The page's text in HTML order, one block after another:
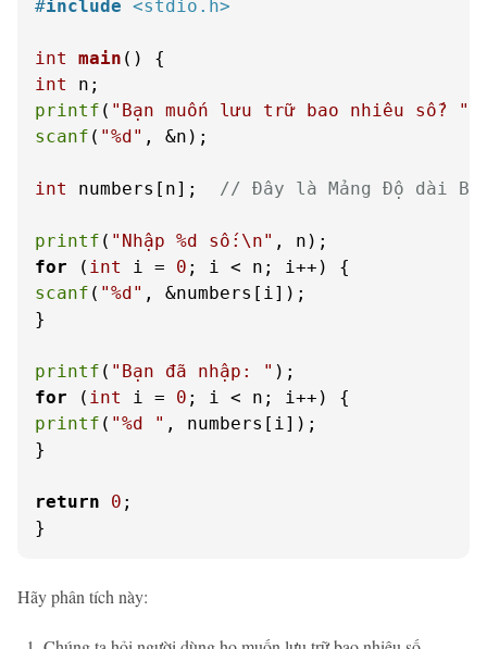
#include <stdio.h>
int main ()
int
printf ( "Bạn muốn lưu trữ bao nhiêu số? "
scanf ( "%d" , &n);
int numbers[n]; // Đây là Mảng Độ dài
printf ( "Nhập %d số:\n"
for ( int i = 0
scanf ( "%d" , &numbers[i]);
}
printf ( "Bạn đã nhập: "
for ( int i = 0
printf ( "%d " , numbers[i]);
}
return 0 ;
}
Hãy phân tích này: